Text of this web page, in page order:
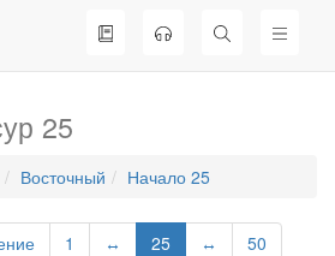
25
Восточный Начало 25
1 ↔ 25 ↔ 50